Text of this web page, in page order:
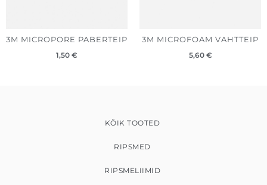
3M MICROPORE PABERTEIP
1,50 €
3M MICROFOAM VAHTTEIP
5,60 €
KÕIK TOOTED
RIPSMED
RIPSMELIIMID